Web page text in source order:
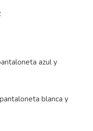
azul y
blanca y